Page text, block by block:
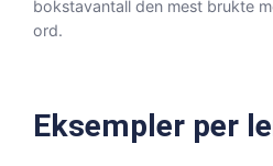
bokstavantall den mest brukte
ord.
Eksempler per